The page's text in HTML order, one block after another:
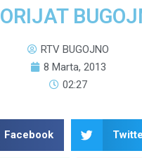
RTV BUGOJNO
8 Marta, 2013
02:27
Facebook